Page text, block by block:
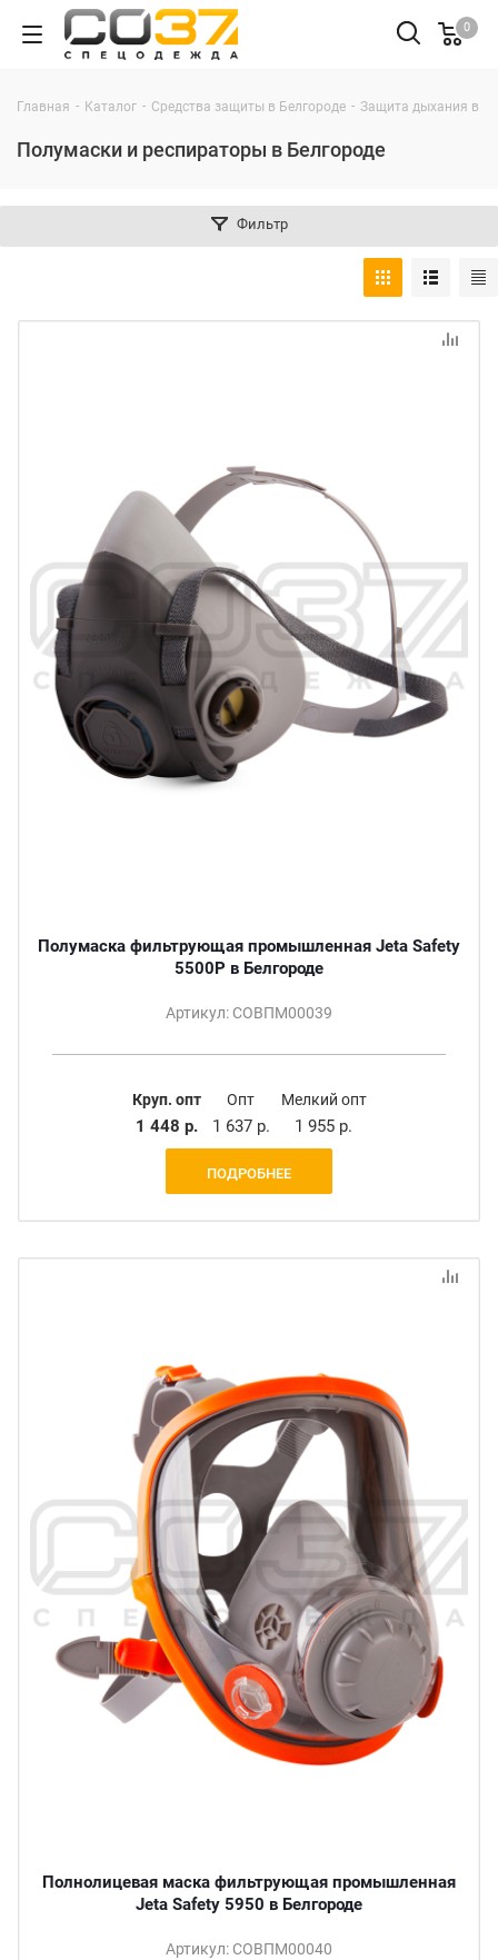
0
Главная - Каталог - Средства защиты в Белгороде - Защита дыхания в
Полумаски и респираторы в Белгороде
Фильтр
Полумаска фильтрующая промышленная Jeta Safety
5500P в Белгороде
Артикул: СОВПМ00039
Круп. опт
1 448 р.
Опт
1 637 р.
Мелкий опт
1 955 р.
ПОДРОБНЕЕ
Полнолицевая маска фильтрующая промышленная
Jeta Safety 5950 в Белгороде
Артикул: СОВПМ00040